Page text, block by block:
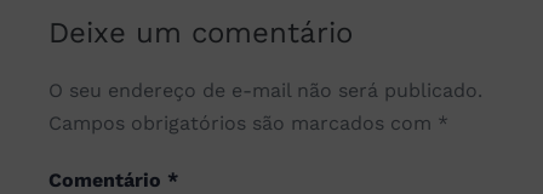
Deixe um comentário
O seu endereço de e-mail não será publicado.
Campos obrigatórios são marcados com *
Comentário *